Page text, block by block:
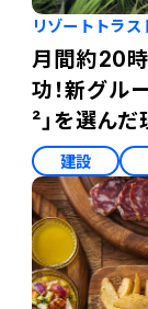
リゾートトラス
月間約20
功！新グル
²」を選んだ
建設